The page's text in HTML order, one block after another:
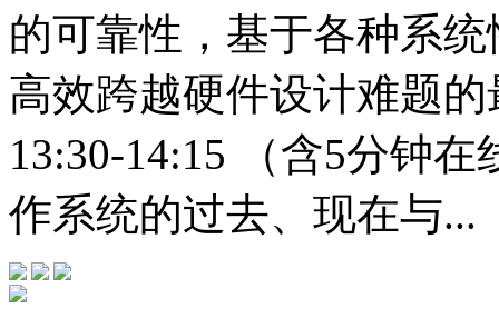
的可靠性，基于各种系
高效跨越硬件设计难题
13:30-14:15 （含5分钟
作系统的过去、现在与...